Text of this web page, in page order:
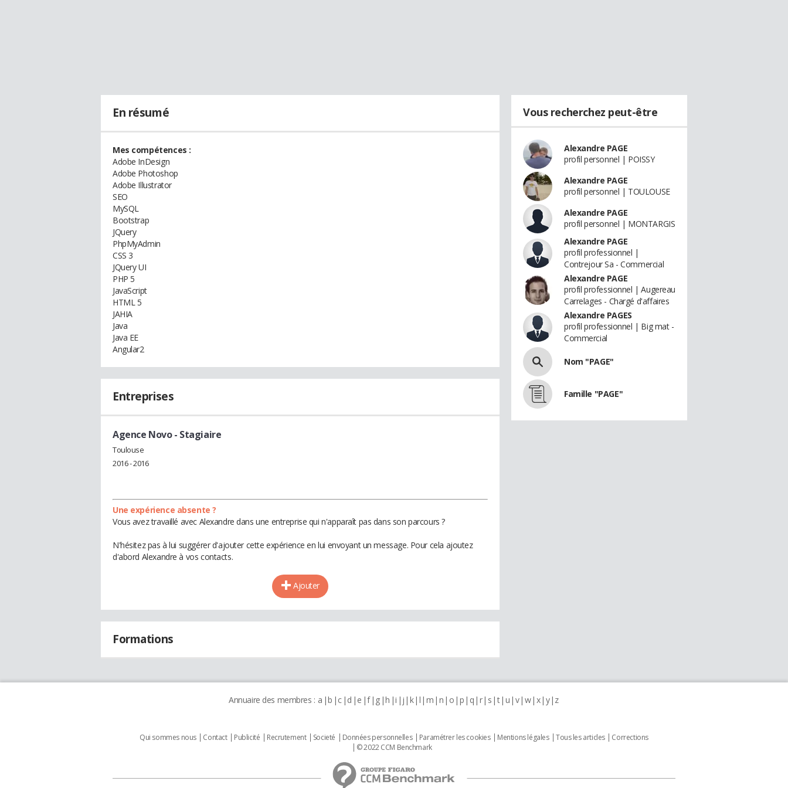
En résumé
Mes compétences :
Adobe InDesign
Adobe Photoshop
Adobe Illustrator
SEO
MySQL
Bootstrap
JQuery
PhpMyAdmin
CSS 3
JQuery UI
PHP 5
JavaScript
HTML 5
JAHIA
Java
Java EE
Angular2
Entreprises
Agence Novo- Stagiaire
Toulouse
2016 - 2016
Une expérience absente ?
Vous avez travaillé avec Alexandre dans une entreprise qui n'apparaît pas dans son parcours ?
N'hésitez pas à lui suggérer d'ajouter cette expérience en lui envoyant un message. Pour cela ajoutez
d'abord Alexandre à vos contacts.
Ajouter
Formations
Vous recherchez peut-être
Alexandre PAGE
profil personnel | POISSY
Alexandre PAGE
profil personnel | TOULOUSE
Alexandre PAGE
profil personnel | MONTARGIS
Alexandre PAGE
profil professionnel |
Contrejour Sa - Commercial
Alexandre PAGE
profil professionnel | Augereau
Carrelages - Chargé d'affaires
Alexandre PAGES
profil professionnel | Big mat -
Commercial
Nom "PAGE"
Famille "PAGE"
Annuaire des membres : a b c d e f g h i j k l m n o p q r s t u v w x y z
Qui sommes nous Contact Publicité Recrutement Societé Données personnelles Paramétrer les cookies Mentions légales Tous les articles
Corrections
© 2022 CCM Benchmark